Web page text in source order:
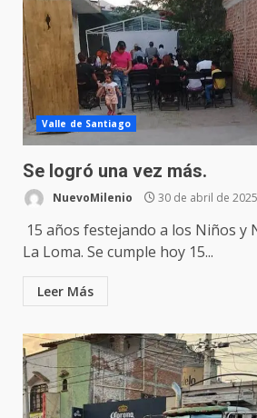
Valle de Santiago
Se logró una vez más.
NuevoMilenio 30 de abril de 2025
15 años festejando a los Niños y
La Loma. Se cumple hoy 15...
Leer Más